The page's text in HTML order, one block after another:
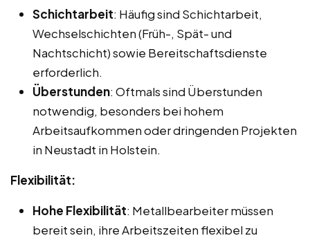
Schichtarbeit: Häufig sind Schichtarbeit,
Wechselschichten (Früh-, Spät- und
Nachtschicht) sowie Bereitschaftsdienste
erforderlich.
Überstunden: Oftmals sind Überstunden
notwendig, besonders bei hohem
Arbeitsaufkommen oder dringenden Projekten
in Neustadt in Holstein.
Flexibilität:
Hohe Flexibilität: Metallbearbeiter müssen
bereit sein, ihre Arbeitszeiten flexibel zu